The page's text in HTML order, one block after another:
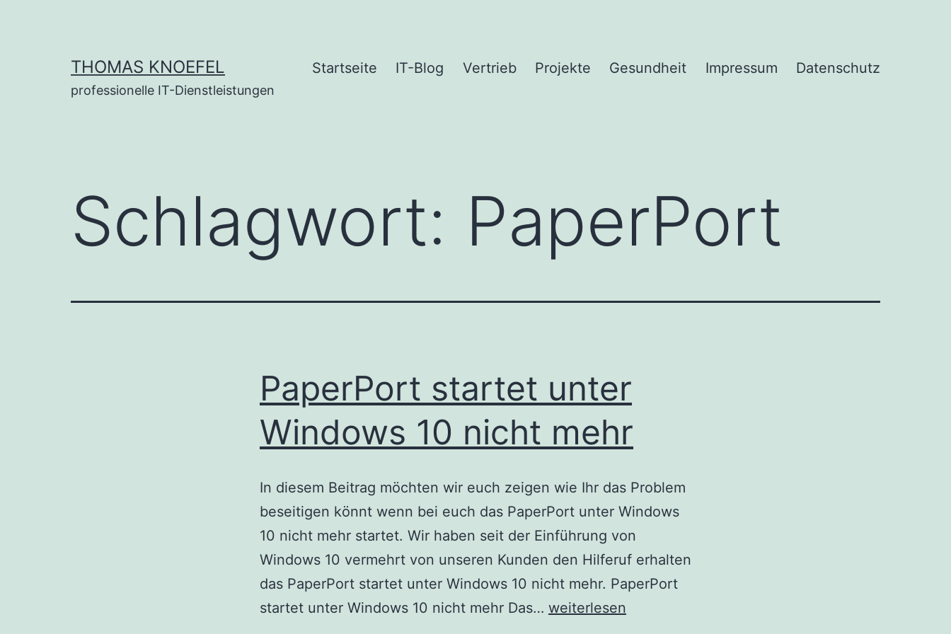
THOMAS KNOEFEL
professionelle IT-Dienstleistungen
Startseite IT-Blog Vertrieb Projekte Gesundheit Impressum Datenschutz
Schlagwort: PaperPort
PaperPort startet unter
Windows 10 nicht mehr
In diesem Beitrag möchten wir euch zeigen wie Ihr das Problem
beseitigen könnt wenn bei euch das PaperPort unter Windows
10 nicht mehr startet. Wir haben seit der Einführung von
Windows 10 vermehrt von unseren Kunden den Hilferuf erhalten
das PaperPort startet unter Windows 10 nicht mehr. PaperPort
startet unter Windows 10 nicht mehr Das… PaperPort
weiterlesen